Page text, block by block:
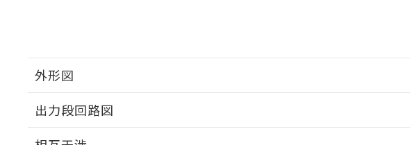
外形図
出力段回路図